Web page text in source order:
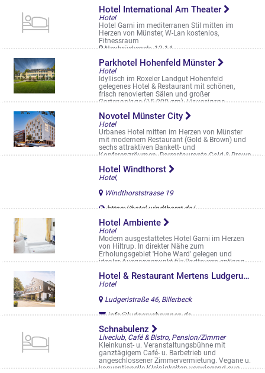
Hotel International Am Theater
Hotel
Hotel Garni im mediterranen Stil mitten im
Herzen von Münster, W-Lan kostenlos,
Fitnessraum
Neubrückenstr. 12-14
Parkhotel Hohenfeld Münster
Hotel
Idyllisch im Roxeler Landgut Hohenfeld
gelegenes Hotel & Restaurant mit schönen,
frisch renovierten Sälen und großer
Gartenanlage (15.000 qm). Hauseigene
Dingbängerweg 400
Novotel Münster City
Hotel
Urbanes Hotel mitten im Herzen von Münster
mit modernem Restaurant (Gold & Brown) und
sechs attraktiven Bankett- und
Konferenzräumen. Barrestaurants Gold & Brown
Von-Steuben-Straße 4 bis 6
Hotel Windthorst
Hotel,
Windthorststrasse 19
https://hotel-windthorst.de/
Hotel Ambiente
Hotel
Modern ausgestattetes Hotel Garni im Herzen
von Hiltrup. In direkter Nähe zum
Erholungsgebiet 'Hohe Ward' gelegen und
idealer Ausgangspunkt für Radtouren entlang
Marktallee 44
Hotel & Restaurant Mertens Ludgerusbrunnen
Hotel
Ludgeristraße 46, Billerbeck
info@ludgerusbrunnen.de
https://ludgerusbrunnen.de/
Schnabulenz
Liveclub, Café & Bistro, Pension/Zimmer
Kleinkunst- u. Veranstaltungsbühne mit
ganztägigem Café- u. Barbetrieb und
angeschlossener Zimmervermietung. Vegane u.
konventionelle Kleinigkeiten vorwiegend aus ...